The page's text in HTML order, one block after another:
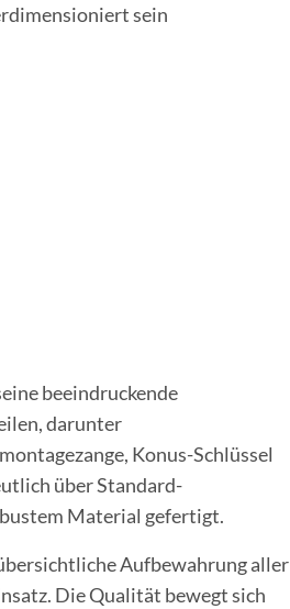
sein
beeindruckende
darunter
Konus-Schlüssel
über Standard-
Material gefertigt.
Aufbewahrung aller
Die Qualität bewegt sich